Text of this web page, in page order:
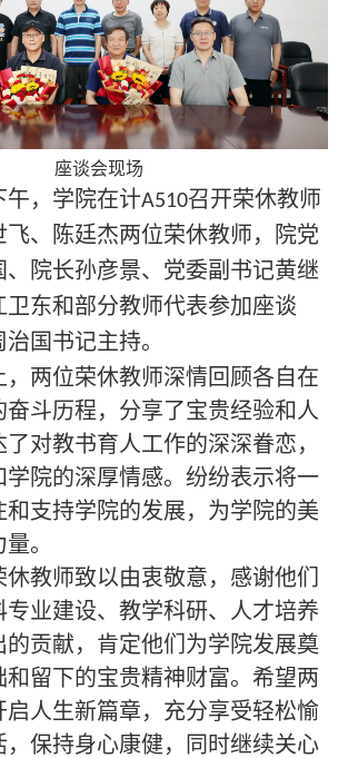
座谈会现场
午，学院在计A510召开荣休教师
飞、 陈廷杰两位荣休教师，院党
院长孙彦景、 党委副书记黄继
卫东和部分教师代表参加座谈
国书记主持。
两位荣休教师深情回顾各自在
奋斗历程，分享了宝贵经验和人
对教书育人工作的深深眷恋，
学院的深厚情感。纷纷表示将一
和支持学院的发展，为学院的美
。
休教师致以由衷敬意，感谢他们
专业建设、 教学科研、人才培养
的贡献，肯定他们为学院发展奠
和留下的宝贵精神财富。希望两
启人生新篇章，充分享受轻松愉
，保持身心康健，同时继续关心